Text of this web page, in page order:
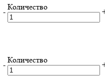
-
Количество
-
Количество